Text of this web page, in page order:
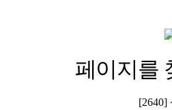
페이지를
[2640]